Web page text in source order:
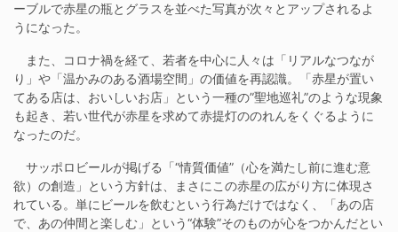
ーブルで赤星の瓶とグラスを並べた写真が次々とアップされるよ
うになった。
また、コロナ禍を経て、若者を中心に人々は「リアルなつなが
り」や「温かみのある酒場空間」の価値を再認識。「赤星が置い
てある店は、おいしいお店」という一種の”聖地巡礼”のような現象
も起き、若い世代が赤星を求めて赤提灯ののれんをくぐるように
なったのだ。
サッポロビールが掲げる「“情質価値”（心を満たし前に進む意
欲）の創造」という方針は、まさにこの赤星の広がり方に体現さ
れている。単にビールを飲むという行為だけではなく、「あの店
で、あの仲間と楽しむ」という“体験”そのものが心をつかんだとい